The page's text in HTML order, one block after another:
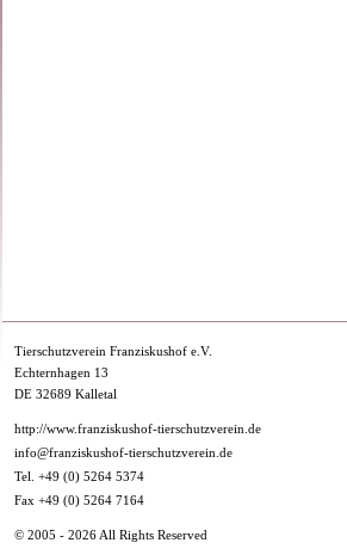
Tierschutzverein Franziskushof e.V.
Echternhagen 13
DE 32689 Kalletal
http://www.franziskushof-tierschutzverein.de
info@franziskushof-tierschutzverein.de
Tel. +49 (0) 5264 5374
Fax +49 (0) 5264 7164
© 2005 - 2026 All Rights Reserved